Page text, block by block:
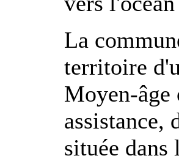
La
territoire
Moyen-âge
assistance,
située dans